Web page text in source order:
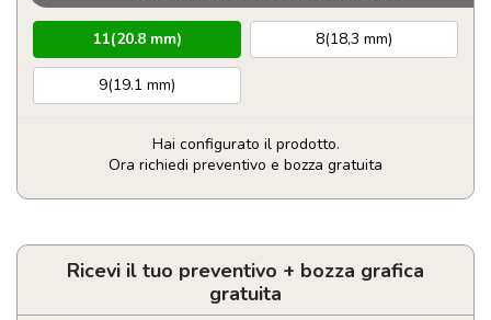
11(20.8 mm) 8(18,3 mm)
9(19.1 mm)
Hai configurato il prodotto.
Ora richiedi preventivo e bozza gratuita
Anello
Ring
PrixtonRicevi il tuo preventivo + bozza grafica
gratuita